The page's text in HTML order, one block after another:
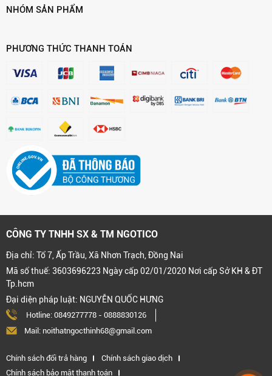
NHÓM SẢN PHẨM
PHƯƠNG THỨC THANH TOÁN
CÔNG TY TNHH SX & TM NGOTICO
Địa chỉ: Tổ 7, Ấp Trầu, Xã Nhơn Trạch, Đồng Nai
Mã số thuế: 3603696223 Ngày cấp 02/01/2020 Nơi cấp Sở KH & ĐT
Tp.hcm
Đại diện pháp luật: NGUYỄN QUỐC HƯNG
Hotline: 0849277778 - 0888830126
Mail: noithatngocthinh68@gmail.com
Chính sách đổi trả hàng
Chính sách giao dịch
Chính sách bảo mật thanh toán